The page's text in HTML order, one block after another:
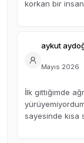
korkan bir
aykut
Mayıs 2026
İlk gittiğimde
sayesinde kısa